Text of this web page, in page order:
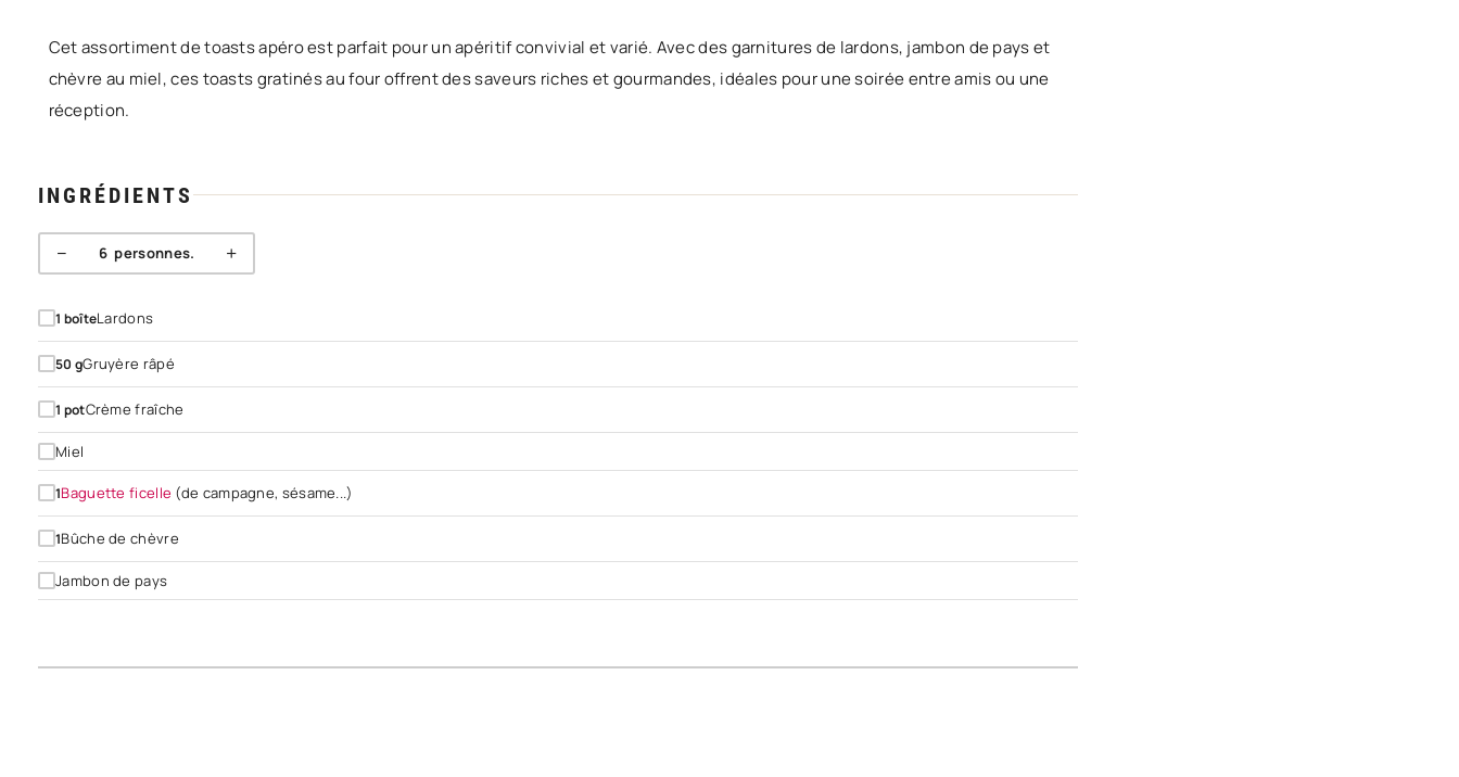
Cet assortiment de toasts apéro est parfait pour un apéritif convivial et varié. Avec des garnitures de lardons, jambon de pays et
chèvre au miel, ces toasts gratinés au four offrent des saveurs riches et gourmandes, idéales pour une soirée entre amis ou une
réception.
INGRÉDIENTS
− 6personnes. +
1 boîteLardons
50 gGruyère râpé
1 potCrème fraîche
Miel
1Baguette ficelle (de campagne, sésame...)
1Bûche de chèvre
Jambon de pays